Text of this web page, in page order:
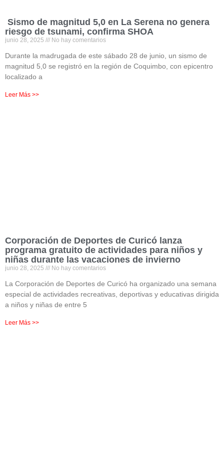
Sismo de magnitud 5,0 en La Serena no genera
riesgo de tsunami, confirma SHOA
junio 28, 2025 No hay comentarios
Durante la madrugada de este sábado 28 de junio, un sismo de
magnitud 5,0 se registró en la región de Coquimbo, con epicentro
localizado a
Leer Más >>
Corporación de Deportes de Curicó lanza
programa gratuito de actividades para niños y
niñas durante las vacaciones de invierno
junio 28, 2025 No hay comentarios
La Corporación de Deportes de Curicó ha organizado una semana
especial de actividades recreativas, deportivas y educativas dirigida
a niños y niñas de entre 5
Leer Más >>